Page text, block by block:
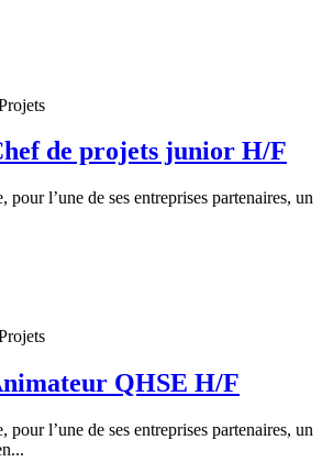
de projets junior H/F
l’une de ses entreprises partenaires, un
QHSE H/F
l’une de ses entreprises partenaires, un